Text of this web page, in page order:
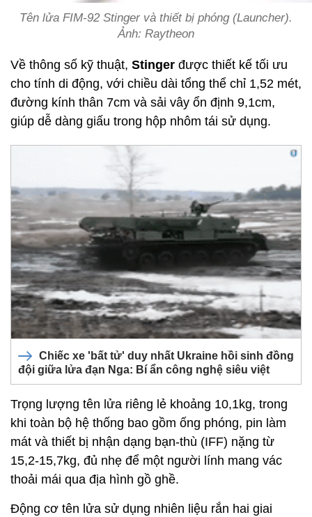
Tên lửa FIM-92 Stinger và thiết bị phóng (Launcher).
Ảnh: Raytheon
Về thông số kỹ thuật, Stinger được thiết kế tối ưu
cho tính di động, với chiều dài tổng thể chỉ 1,52 mét,
đường kính thân 7cm và sải vây ổn định 9,1cm,
giúp dễ dàng giấu trong hộp nhôm tái sử dụng.
Chiếc xe 'bất tử' duy nhất Ukraine hồi sinh đồng
đội giữa lửa đạn Nga: Bí ẩn công nghệ siêu việt
Trọng lượng tên lửa riêng lẻ khoảng 10,1kg, trong
khi toàn bộ hệ thống bao gồm ống phóng, pin làm
mát và thiết bị nhận dạng bạn-thù (IFF) nặng từ
15,2-15,7kg, đủ nhẹ để một người lính mang vác
thoải mái qua địa hình gồ ghề.
Động cơ tên lửa sử dụng nhiên liệu rắn hai giai